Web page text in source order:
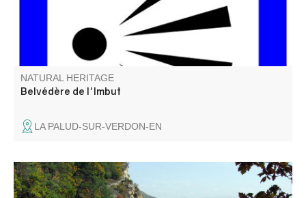
NATURAL HERITAGE
Belvédère de l'Imbut
LA PALUD-SUR-VERDON-EN
The Annot sandstone site is an astonishing world of